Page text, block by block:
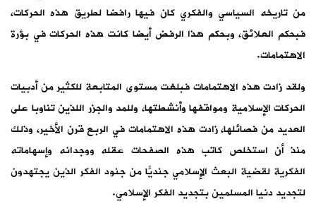
من تاريخه السياسي والفكري كان فيها رافضا لطريق هذه الحركات،
فبحكم العلائق، وبحكم هذا الرفض أيضا كانت هذه الحركات في بؤرة
الاهتمامات.
ولقد زادت هذه الاهتمامات فبلغت مستوى المتابعة للكثير من أدبيات
الحركات الإسلامية ومواقفها وأنشطتها، وللمد والجزر اللذين تناوبا على
العديد من فصائلها، زادت هذه الاهتمامات في الربع قرن الأخير، وذلك
منذ أن استخلص كاتب هذه الصفحات عقله ووجدانه وإسهاماته
الفكرية لقضية البعث الإسلامي جنديًّا من جنود الفكر الذين يجتهدون
لتجديد دنيا المسلمين بتجديد الفكر الإسلامي.